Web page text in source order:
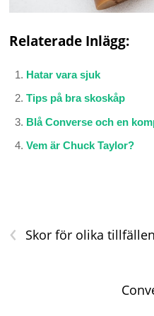
Relaterade Inlägg:
Hatar vara sjuk
Tips på bra skoskåp
Blå Converse och en
Vem är Chuck Taylor?
‹ Skor för olika tillfällen